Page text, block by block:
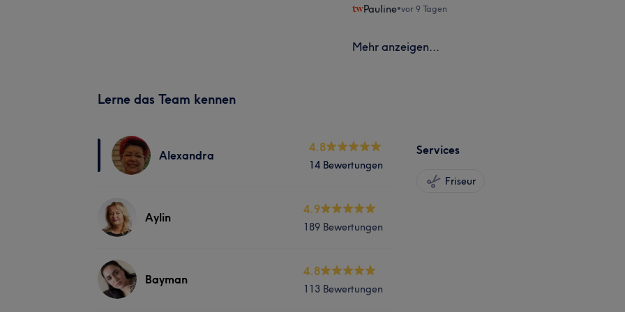
Pauline•vor 9 Tagen
Mehr anzeigen...
Lerne das Team kennen
Alexandra
4.8
14 Bewertungen
Aylin
4.9
189 Bewertungen
Bayman
4.8
113 Bewertungen
Services
Friseur